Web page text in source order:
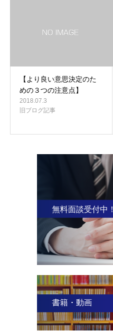
【より良い意思決定のた
めの３つの注意点】
2018.07.3
旧ブログ記事
無料面談受付中！
書籍・動画